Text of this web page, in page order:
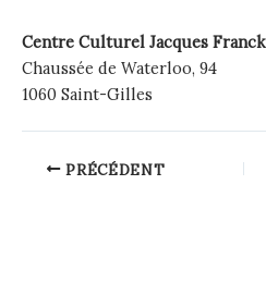
Centre Culturel Jacques Franck
Chaussée de Waterloo, 94
1060 Saint-Gilles
Post PRÉCÉDENT